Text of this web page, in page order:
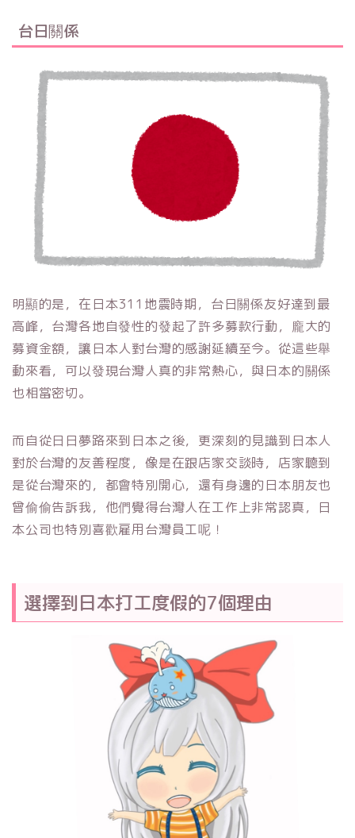
台日關係
明顯的是，在日本311地震時期，台日關係友好達到最
高峰，台灣各地自發性的發起了許多募款行動，龐大的
募資金額，讓日本人對台灣的感謝延續至今。從這些舉
動來看，可以發現台灣人真的非常熱心，與日本的關係
也相當密切。
而自從日日夢路來到日本之後，更深刻的見識到日本人
對於台灣的友善程度，像是在跟店家交談時，店家聽到
是從台灣來的，都會特別開心，還有身邊的日本朋友也
曾偷偷告訴我，他們覺得台灣人在工作上非常認真，日
本公司也特別喜歡雇用台灣員工呢！
選擇到日本打工度假的7個理由